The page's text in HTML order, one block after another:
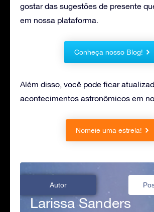
gostar das sugestões de presente
em nossa plataforma.
Conheça nosso Blog!
Além disso, você pode ficar
acontecimentos astronômicos em
Nomeie uma estrela!
Autor
Larissa Sanders